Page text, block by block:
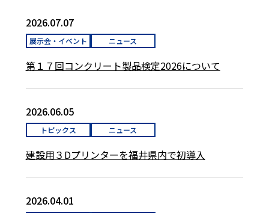
2026.07.07
展示会・イベント ニュース
第１７回コンクリート製品検定2026について
2026.06.05
トピックス ニュース
建設用３Dプリンターを福井県内で初導入
2026.04.01